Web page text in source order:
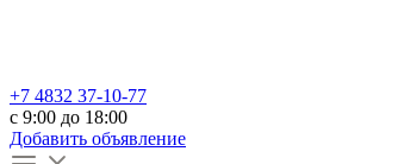
+7 4832 37-10-77
c 9:00 до 18:00
Добавить объявление